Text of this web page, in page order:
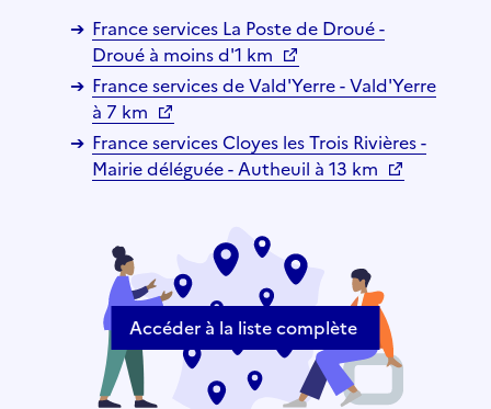
France services La Poste de Droué -
Droué à moins d'1 km
France services de Vald'Yerre - Vald'Yerre
à 7 km
France services Cloyes les Trois Rivières -
Mairie déléguée - Autheuil à 13 km
Accéder à la liste complète